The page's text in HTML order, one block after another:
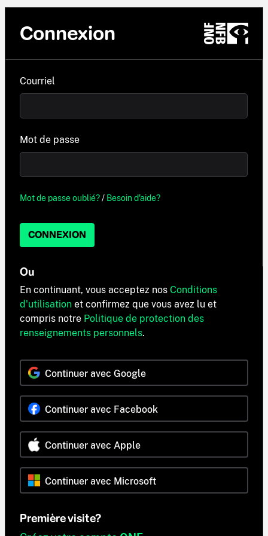
Connexion
Courriel
Mot de passe
Mot de passe oublié?/ Besoin d'aide?
CONNEXION
Ou
En continuant, vous acceptez nos Conditions
d'utilisation et confirmez que vous avez lu et
compris notre Politique de protection des
renseignements personnels.
Continuer avec Google
Continuer avec Facebook
Continuer avec Apple
Continuer avec Microsoft
Première visite?